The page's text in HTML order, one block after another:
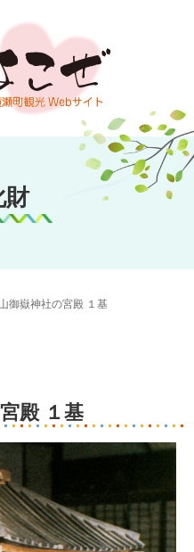
ぶら～
ぜ
財
御嶽神社の宮殿 １基
殿 １基